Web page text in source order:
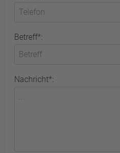
Betreff*:
Nachricht*: